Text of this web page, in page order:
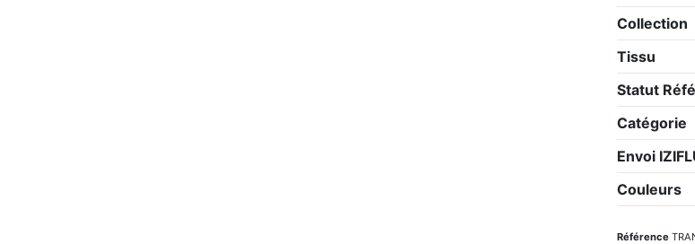
Collection
Tissu
Statut
Catégorie
Envoi
Couleurs
Référence